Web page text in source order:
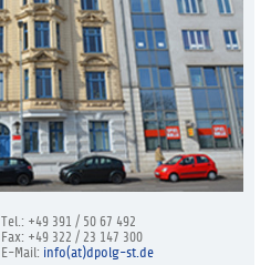
Tel.: +49 391 / 50 67 492
Fax: +49 322 / 23 147 300
E-Mail: info(at)dpolg-st.de